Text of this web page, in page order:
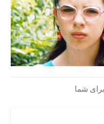
برای شما